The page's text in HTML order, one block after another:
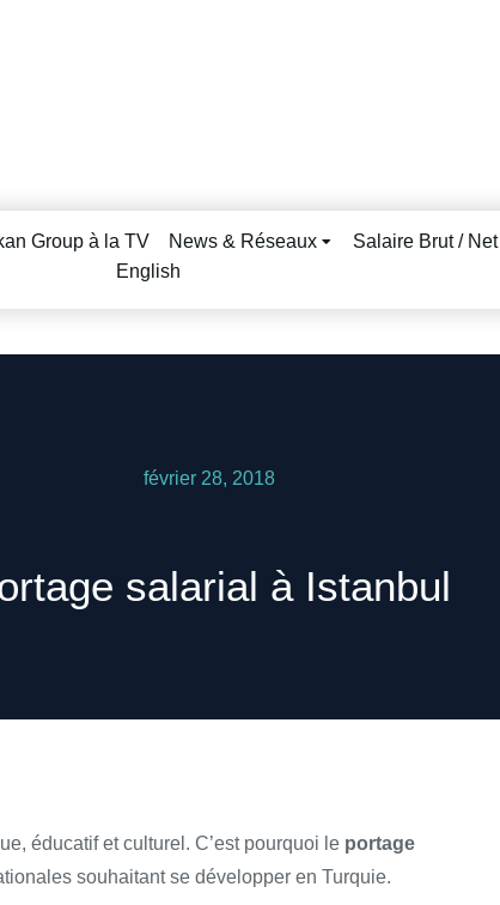
Group à la TV News & Réseaux Salaire Brut / Net
English
février 28, 2018
salarial à Istanbul
éducatif et culturel. C’est pourquoi le portage
souhaitant se développer en Turquie.